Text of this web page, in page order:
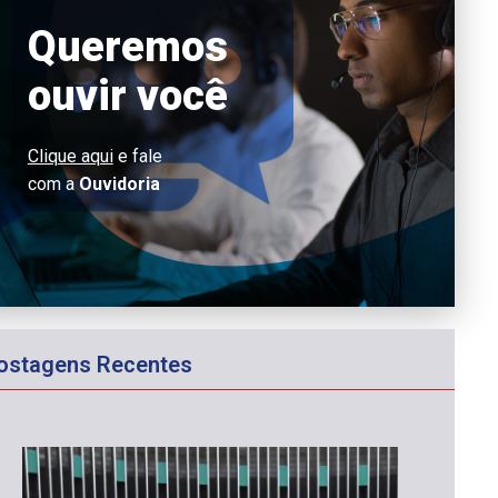
Queremos
ouvir você
Clique aquie fale
com aOuvidoria
Recentes